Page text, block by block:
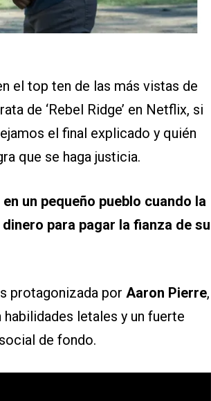
el top ten de las más vistas de
de ‘Rebel Ridge’ en Netflix, si
el final explicado y quién
que se haga justicia.
un pequeño pueblo cuando la
para pagar la fianza de su
protagonizada por Aaron Pierre,
letales y un fuerte
de fondo.